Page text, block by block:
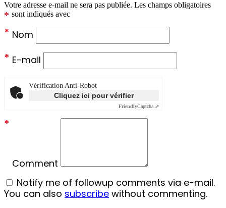
Votre adresse e-mail ne sera pas publiée. Les champs obligatoires
sont indiqués avec
*
Nom
*
E-mail
*
Vérification Anti-Robot
Cliquez ici pour vérifier
FriendlyCaptcha ⇗
Comment
*
Notify me of followup comments via e-mail.
You can also subscribe without commenting.